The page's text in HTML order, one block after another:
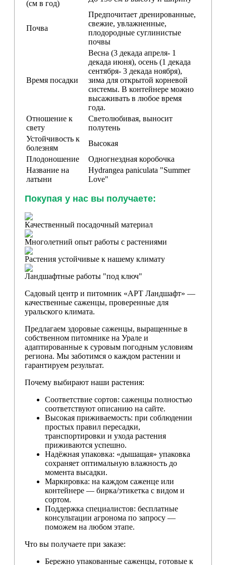
(см в год)
Почва
Предпочитает дренированные,
свежие, увлажненные,
плодородные суглинистые
почвы
Время посадки
Весна (3 декада апреля- 1
декада июня), осень (1 декада
сентября- 3 декада ноября),
зима для открытой корневой
системы. В контейнере можно
высаживать в любое время
года.
Отношение к
свету
Светолюбивая, выносит
полутень
Устойчивость к
болезням
Высокая
Плодоношение
Одногнездная коробочка
Название на
латыни
Hydrangea paniculata "Summer
Love"
Покупая у нас вы получаете:
Качественный посадочный материал
Многолетний опыт работы с растениями
Растения устойчивые к нашему климату
Ландшафтные работы "под ключ"
Садовый центр и питомник «АРТ Ландшафт» —
качественные саженцы, проверенные для
уральского климата.
Предлагаем здоровые саженцы, выращенные в
собственном питомнике на Урале и
адаптированные к суровым погодным условиям
региона. Мы заботимся о каждом растении и
гарантируем результат.
Почему выбирают наши растения:
Соответствие сортов: саженцы полностью
соответствуют описанию на сайте.
Высокая приживаемость: при соблюдении
простых правил пересадки,
транспортировки и ухода растения
приживаются успешно.
Надёжная упаковка: «дышащая» упаковка
сохраняет оптимальную влажность до
момента высадки.
Маркировка: на каждом саженце или
контейнере — бирка/этикетка с видом и
сортом.
Поддержка специалистов: бесплатные
консультации агронома по запросу —
поможем на любом этапе.
Что вы получаете при заказе:
Бережно упакованные саженцы, готовые к